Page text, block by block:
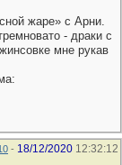
жаре» с Арни.
- драки с
мне рукав
- 18/12/2020 12:32:12